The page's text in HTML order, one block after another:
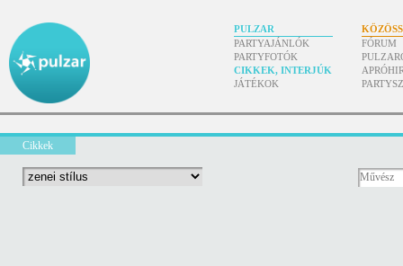
PULZAR
PARTYAJÁNLÓK
PARTYFOTÓK
CIKKEK, INTERJÚK
JÁTÉKOK
FÓRUM
Cikkek